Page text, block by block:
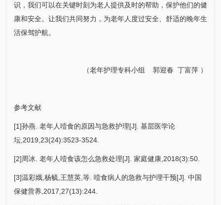
识，我们可以在关键时刻为老人提供及时的帮助，保护他们的健
康和安全。让我们共同努力，为老年人度过安全、舒适的晚年生
活保驾护航。
（老年护理专科小组郭迎春 丁富萍 ）
参考文献
[1]孙燕. 老年人噎食的原因与急救护理[J]. 基层医学论
坛,2019,23(24):3523-3524.
[2]周冰. 老年人噎食该怎么急救处理[J]. 家庭健康,2018(3):50.
[3]温彩娥,杨毓,王慧英,等. 噎食病人的急救与护理干预[J]. 中国
保健营养,2017,27(13):244.